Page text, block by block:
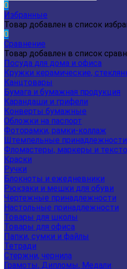
0
Избранные
Товар добавлен в список
0
Сравнение
Товар добавлен в список
Посуда для дома и офиса
Кружки керамические,
Канцтовары
Бумага и бумажная продукция
Карандаши и грифели
Конверты бумажные
Обложки на паспорт
Фоторамки, рамки-коллаж
Штемпельные принадлежности
Фломастеры, маркеры и
Краски
Ручки
Блокноты и ежедневники
Рюкзаки и мешки для обуви
Чертежные принадлежности
Настольные принадлежности
Товары для школы
Товары для офиса
Папки, сумки и файлы
Тетради
Стержни, чернила
Грамоты, Дипломы, Медали